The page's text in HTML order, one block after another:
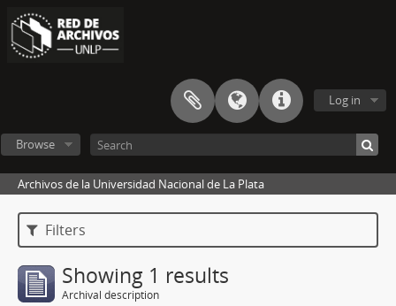
Log in
Browse
Archivos de la Universidad Nacional de La Plata
Filters
Showing 1 results
Archival description